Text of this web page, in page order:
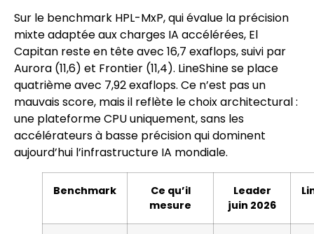
Sur le benchmark HPL-MxP, qui évalue la précision
mixte adaptée aux charges IA accélérées, El
Capitan reste en tête avec 16,7 exaflops, suivi par
Aurora (11,6) et Frontier (11,4). LineShine se place
quatrième avec 7,92 exaflops. Ce n’est pas un
mauvais score, mais il reflète le choix architectural :
une plateforme CPU uniquement, sans les
accélérateurs à basse précision qui dominent
aujourd’hui l’infrastructure IA mondiale.
Benchmark
Ce qu’il
mesure
Leader
juin 2026